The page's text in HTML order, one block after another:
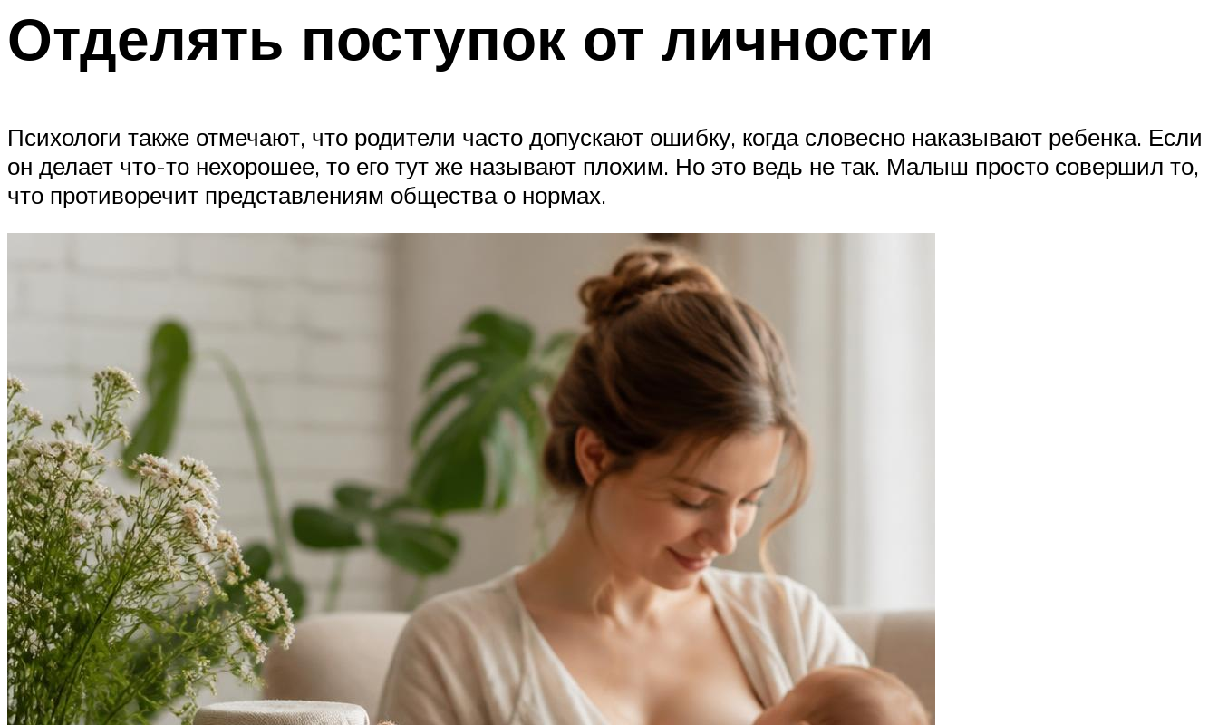
Отделять поступок от личности
Психологи также отмечают, что родители часто допускают ошибку, когда словесно наказывают ребенка. Если
он делает что-то нехорошее, то его тут же называют плохим. Но это ведь не так. Малыш просто совершил то,
что противоречит представлениям общества о нормах.